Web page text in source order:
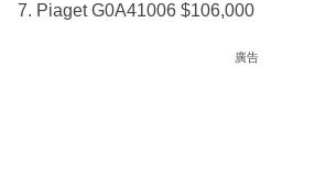
7. Piaget G0A41006 $106,000
廣告